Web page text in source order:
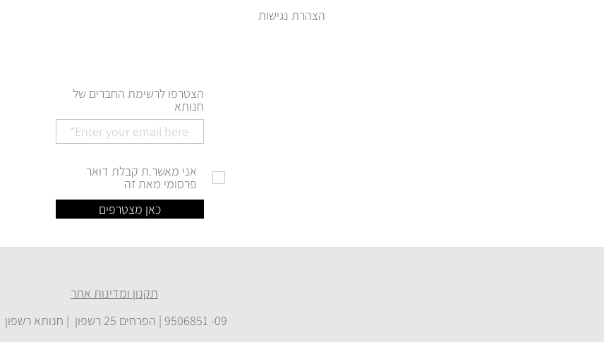
הצטרפו לרשימת החברים של
חנותא
אני מאשר.ת קבלת דואר
פרסומי מאת זה
כאן מצטרפים
תקנון ומדינות אתר
09- 9506851 | הפרחים 25 רשפון | חנותא רשפון